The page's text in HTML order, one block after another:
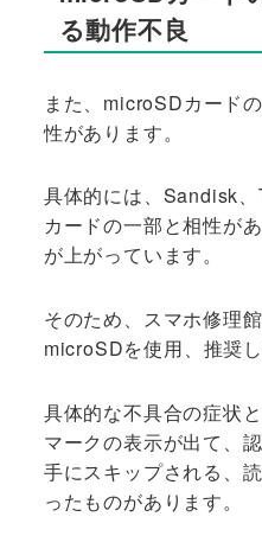
る動作不良
また、microSDカード
性があります。
具体的には、Sandisk
カードの一部と相性が
が上がっています。
そのため、スマホ修理
microSDを使用、推奨し
具体的な不具合の症状
マークの表示が出て、
手にスキップされる、
ったものがあります。